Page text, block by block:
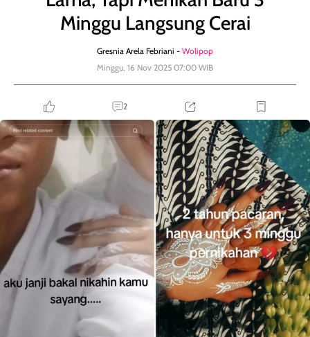
Minggu Langsung Cerai
Gresnia Arela Febriani - Wolipop
Minggu, 16 Nov 2025 07:00 WIB
2